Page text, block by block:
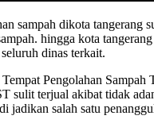
sampah dikota
hingga kota
dinas terkait.
Pengolahan
terjual akibat tidak
jadikan salah satu